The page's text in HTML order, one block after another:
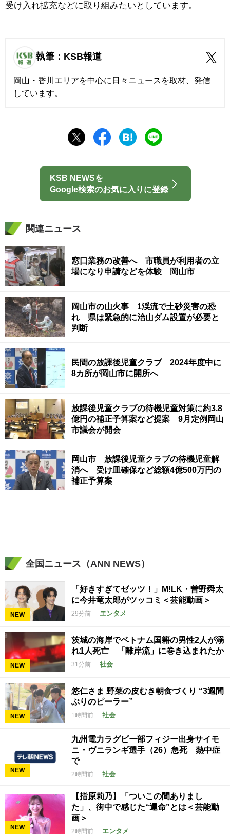
受け入れ拡充などに取り組みたいとしています。
執筆：KSB報道
岡山・香川エリアを中心に日々ニュースを取材、発信
しています。
KSB NEWSを
Google検索のお気に入りに登録
関連ニュース
窓口業務の改善へ 市職員が利用者の立
場になり申請などを体験 岡山市
岡山市の山火事 1渓流で土砂災害の恐
れ 県は緊急的に治山ダム設置が必要と
判断
民間の放課後児童クラブ 2024年度中に
8カ所が岡山市に開所へ
放課後児童クラブの待機児童対策に約3.8
億円の補正予算案など提案 9月定例岡山
市議会が開会
岡山市 放課後児童クラブの待機児童解
消へ 受け皿確保など総額4億500万円の
補正予算案
全国ニュース（ANN NEWS）
NEW
「好きすぎてゼッツ！」M!LK・曽野舜太
に今井竜太郎がツッコミ＜芸能動画＞
29分前 エンタメ
NEW
茨城の海岸でベトナム国籍の男性2人が溺
れ1人死亡 「離岸流」に巻き込まれたか
31分前 社会
NEW
悠仁さま 野菜の皮むき朝食づくり “3週間
ぶりのピーラー”
1時間前 社会
NEW
九州電力ラグビー部フィジー出身サイモ
ニ・ヴニランギ選手（26）急死 熱中症
で
2時間前 社会
NEW
【指原莉乃】「ついこの間ありまし
た」、街中で感じた“運命”とは＜芸能動
画＞
2時間前 エンタメ